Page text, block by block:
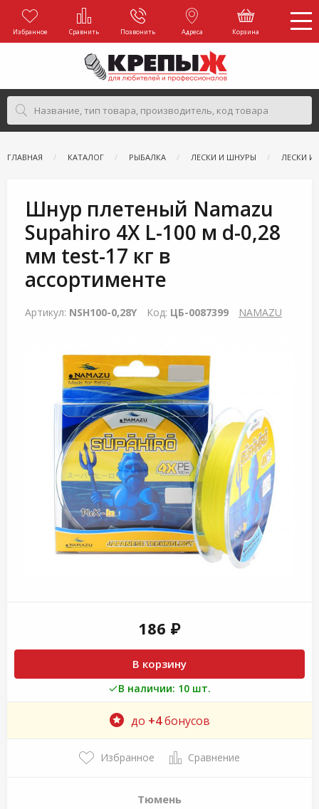
Избранное Сравнить Позвонить Адреса Корзина
ГЛАВНАЯ КАТАЛОГ РЫБАЛКА ЛЕСКИ И ШНУРЫ ЛЕСКИ И
Шнур плетеный Namazu
Supahiro 4Х L-100 м d-0,28
мм test-17 кг в
ассортименте
Артикул: NSH100-0,28Y Код: ЦБ-0087399 NAMAZU
186 ₽
В корзину
В наличии: 10 шт.
до +4бонусов
Избранное Сравнение
Тюмень